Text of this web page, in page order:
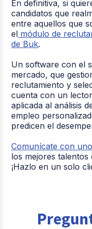
En definitiva, si
candidatos que
entre aquellos que
el módulo de
de Buk.
Un software con el
mercado, que
reclutamiento y
cuenta con un
aplicada al análisis
empleo
predicen el
Comunícate con
los mejores talentos
¡Hazlo en un solo